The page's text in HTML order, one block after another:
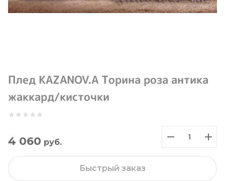
Плед KAZANOV.A Торина роза антика
жаккард/кисточки
4 060 руб.
Быстрый заказ